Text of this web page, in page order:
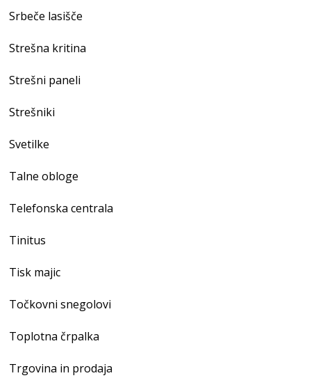
Srbeče lasišče
Strešna kritina
Strešni paneli
Strešniki
Svetilke
Talne obloge
Telefonska centrala
Tinitus
Tisk majic
Točkovni snegolovi
Toplotna črpalka
Trgovina in prodaja